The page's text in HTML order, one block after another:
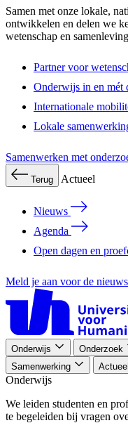
Samen met onze lokale,
ontwikkelen en delen we
wetenschap en
Partner voor
Onderwijs in en mét
Internationale
Lokale
Samenwerken met
Terug Actueel
Nieuws
Agenda
Open dagen en
Meld je aan voor de
Onderwijs Onderzoek
Samenwerking
Actueel
Onderwijs
We leiden studenten en
te begeleiden bij vragen